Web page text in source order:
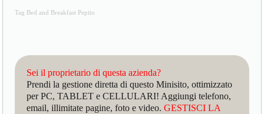
Tag Bed and Breakfast Pepito
Sei il proprietario di questa azienda?
Prendi la gestione diretta di questo Minisito, ottimizzato
per PC, TABLET e CELLULARI! Aggiungi telefono,
email, illimitate pagine, foto e video.GESTISCI LA